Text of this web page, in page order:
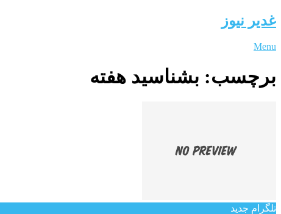
غدیر نیوز
Menu
برچسب: بشناسید هفته
تلگرام جدید